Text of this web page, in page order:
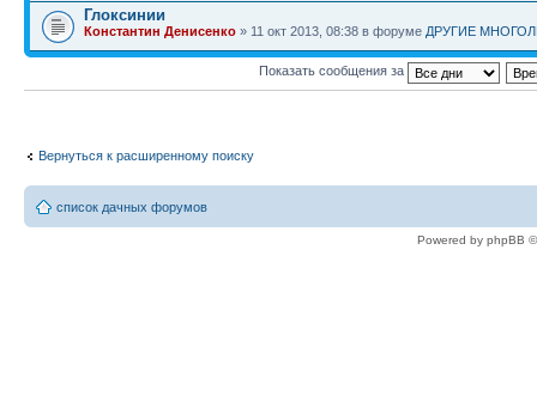
Глоксинии
Константин Денисенко » 11 окт 2013, 08:38 в форуме ДРУГИЕ
Показать сообщения за
Вернуться к расширенному поиску
список дачных форумов
Powered by phpBB